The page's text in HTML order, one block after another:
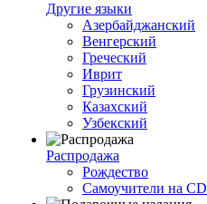
Другие языки
Азербайджанский
Венгерский
Греческий
Иврит
Грузинский
Казахский
Узбекский
Распродажа
Рождество
Самоучители на CD